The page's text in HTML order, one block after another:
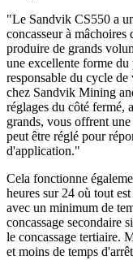
"Le Sandvik CS550 a
concasseur à
produire de grands
une excellente forme
responsable du cycle de
chez Sandvik Mining
réglages du côté fermé,
grands, vous offrent
peut être réglé pour
d'application."
Cela fonctionne
heures sur 24 où tout
avec un minimum de
concassage secondaire
le concassage tertiaire.
et moins de temps